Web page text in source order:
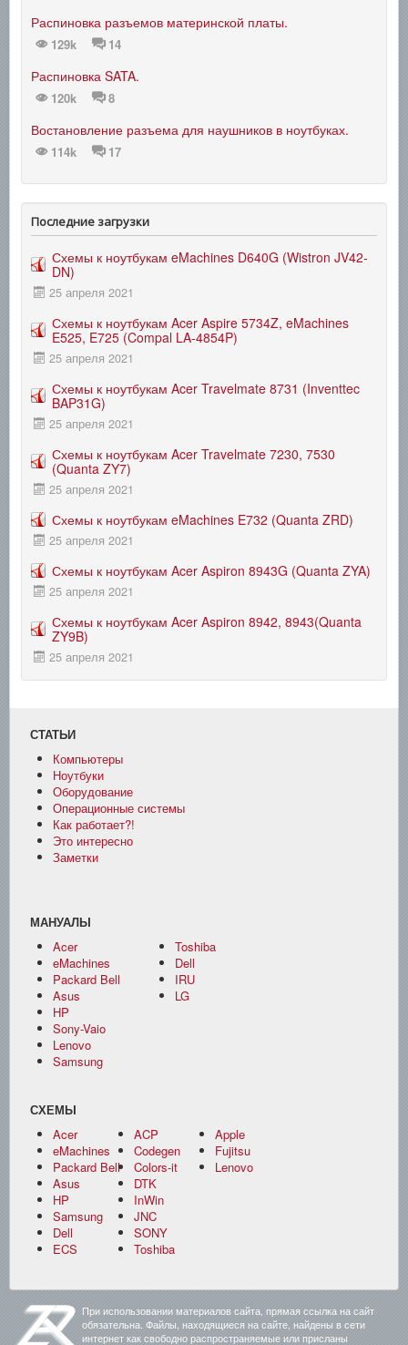
Распиновка разъемов материнской платы.
129k 14
Распиновка SATA.
120k 8
Востановление разъема для наушников в ноутбуках.
114k 17
Последние загрузки
Схемы к ноутбукам eMachines D640G (Wistron JV42-
DN)
25 апреля 2021
Схемы к ноутбукам Acer Aspire 5734Z, eMachines
E525, E725 (Compal LA-4854P)
25 апреля 2021
Схемы к ноутбукам Acer Travelmate 8731 (Inventtec
BAP31G)
25 апреля 2021
Схемы к ноутбукам Acer Travelmate 7230, 7530
(Quanta ZY7)
25 апреля 2021
Схемы к ноутбукам eMachines E732 (Quanta ZRD)
25 апреля 2021
Схемы к ноутбукам Acer Aspiron 8943G (Quanta ZYA)
25 апреля 2021
Схемы к ноутбукам Acer Aspiron 8942, 8943(Quanta
ZY9B)
25 апреля 2021
СТАТЬИ
Компьютеры
Ноутбуки
Оборудование
Операционные системы
Как работает?!
Это интересно
Заметки
МАНУАЛЫ
Acer
eMachines
Packard Bell
Asus
HP
Sony-Vaio
Lenovo
Samsung
Toshiba
Dell
IRU
LG
СХЕМЫ
Acer
eMachines
Packard Bell
Asus
HP
Samsung
Dell
ECS
ACP
Codegen
Colors-it
DTK
InWin
JNC
SONY
Toshiba
Apple
Fujitsu
Lenovo
При использовании материалов сайта, прямая ссылка на сайт
обязательна. Файлы, находящиеся на сайте, найдены в сети
интернет как свободно распространяемые или присланы